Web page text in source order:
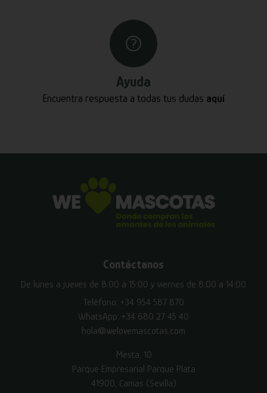
Ayuda
Encuentra respuesta a todas tus dudas aquí
Contáctanos
De lunes a jueves de 8:00 a 15:00 y viernes de 8:00 a 14:00
Teléfono: +34 954 587 870
WhatsApp: +34 680 27 45 40
hola@welovemascotas.com
Mesta, 10
Parque Empresarial Parque Plata
41900, Camas (Sevilla)